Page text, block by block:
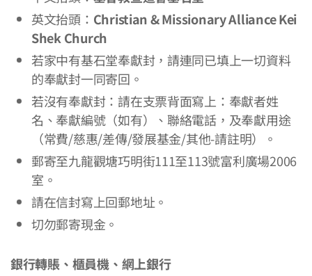
英文抬頭： Christian & Missionary Alliance Kei
Shek Church
若家中有基石堂奉獻封，請連同已填上一切資料
的奉獻封一同寄回。
若沒有奉獻封：請在支票背面寫上：奉獻者姓
名、奉獻編號（如有）、聯絡電話，及奉獻用途
（常費/慈惠/差傳/發展基金/其他-請註明）。
郵寄至九龍觀塘巧明街111至113號富利廣場2006
室。
請在信封寫上回郵地址。
切勿郵寄現金。
銀行轉賬、櫃員機、網上銀行